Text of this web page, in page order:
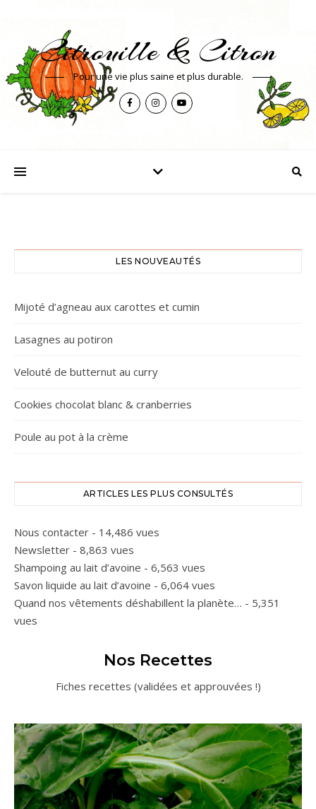
Citrouille & Citron
Pour une vie plus saine et plus durable.
LES NOUVEAUTÉS
Mijoté d’agneau aux carottes et cumin
Lasagnes au potiron
Velouté de butternut au curry
Cookies chocolat blanc & cranberries
Poule au pot à la crème
ARTICLES LES PLUS CONSULTÉS
Nous contacter - 14,486 vues
Newsletter - 8,863 vues
Shampoing au lait d’avoine - 6,563 vues
Savon liquide au lait d’avoine - 6,064 vues
Quand nos vêtements déshabillent la planète… - 5,351
vues
Nos Recettes
Fiches recettes (validées et approuvées !)